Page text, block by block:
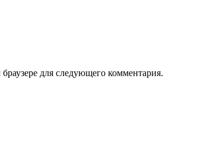
для следующего комментария.